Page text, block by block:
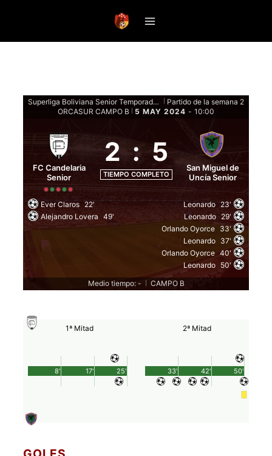
Superliga Boliviana Senior Temporada 2024 - Fase de Grupos Senior
Partido de la semana 2
ORCASUR CAMPO B
5 MAY 2024 - 10:00
FC Candelaria
Senior
2 : 5
TIEMPO COMPLETO
San Miguel de
Uncía Senior
Ever Claros 22'
Alejandro Lovera 49'
Leonardo 23'
Leonardo 29'
Orlando Oyorce 33'
Leonardo 37'
Orlando Oyorce 40'
Leonardo 50'
Medio tiempo: -
CAMPO B
1ª Mitad
25'
8' 17'
2ª Mitad
50'
33' 42'